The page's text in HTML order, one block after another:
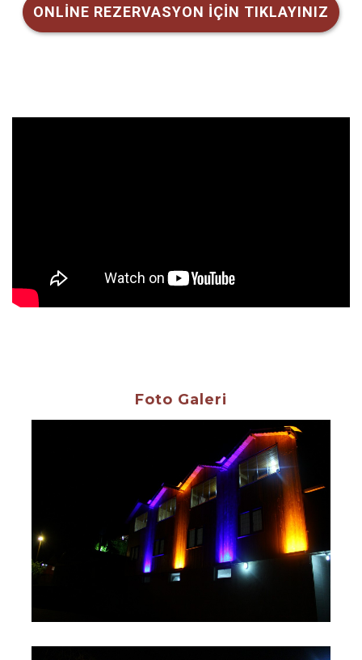
ONLİNE REZERVASYON İÇİN TIKLAYINIZ
Foto Galeri